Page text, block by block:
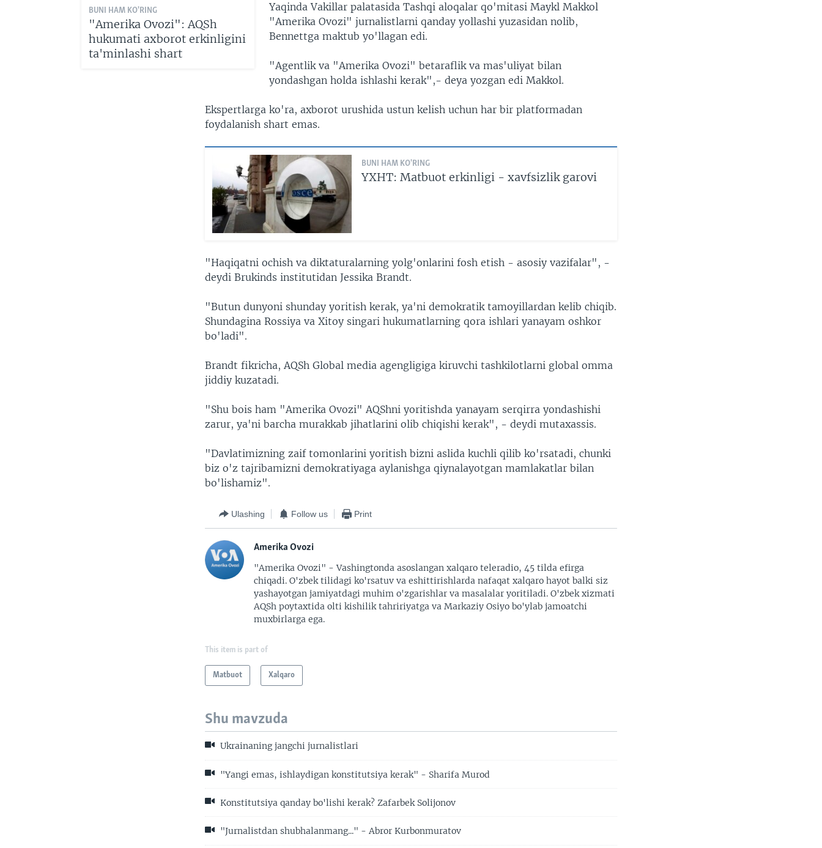
BUNI HAM KO'RING
"Amerika Ovozi": AQSh
hukumati axborot erkinligini
ta'minlashi shart
Yaqinda Vakillar palatasida Tashqi aloqalar qo'mitasi Maykl Makkol
"Amerika Ovozi" jurnalistlarni qanday yollashi yuzasidan nolib,
Bennettga maktub yo'llagan edi.
"Agentlik va "Amerika Ovozi" betaraflik va mas'uliyat bilan
yondashgan holda ishlashi kerak",- deya yozgan edi Makkol.
Ekspertlarga ko'ra, axborot urushida ustun kelish uchun har bir platformadan
foydalanish shart emas.
BUNI HAM KO'RING
YXHT: Matbuot erkinligi - xavfsizlik garovi
"Haqiqatni ochish va diktaturalarning yolg'onlarini fosh etish - asosiy vazifalar", -
deydi Brukinds institutidan Jessika Brandt.
"Butun dunyoni shunday yoritish kerak, ya'ni demokratik tamoyillardan kelib chiqib.
Shundagina Rossiya va Xitoy singari hukumatlarning qora ishlari yanayam oshkor
bo'ladi".
Brandt fikricha, AQSh Global media agengligiga kiruvchi tashkilotlarni global omma
jiddiy kuzatadi.
"Shu bois ham "Amerika Ovozi" AQShni yoritishda yanayam serqirra yondashishi
zarur, ya'ni barcha murakkab jihatlarini olib chiqishi kerak", - deydi mutaxassis.
"Davlatimizning zaif tomonlarini yoritish bizni aslida kuchli qilib ko'rsatadi, chunki
biz o'z tajribamizni demokratiyaga aylanishga qiynalayotgan mamlakatlar bilan
bo'lishamiz".
Ulashing Follow us Print
Amerika Ovozi
"Amerika Ovozi" - Vashingtonda asoslangan xalqaro teleradio, 45 tilda efirga
chiqadi. O'zbek tilidagi ko'rsatuv va eshittirishlarda nafaqat xalqaro hayot balki siz
yashayotgan jamiyatdagi muhim o'zgarishlar va masalalar yoritiladi. O'zbek xizmati
AQSh poytaxtida olti kishilik tahririyatga va Markaziy Osiyo bo'ylab jamoatchi
muxbirlarga ega.
This item is part of
Matbuot Xalqaro
Shu mavzuda
Ukrainaning jangchi jurnalistlari
"Yangi emas, ishlaydigan konstitutsiya kerak" - Sharifa Murod
Konstitutsiya qanday bo'lishi kerak? Zafarbek Solijonov
"Jurnalistdan shubhalanmang..." - Abror Kurbonmuratov